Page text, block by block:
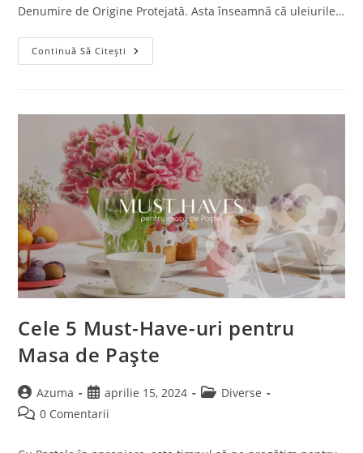
Denumire de Origine Protejată. Asta înseamnă că uleiurile…
Continuă Să Citești Certificările
De
Diferențiem?
Cele 5 Must-Have-uri pentru
Masa de Paște
Post
author:
Azuma
Post
published:
aprilie 15, 2024
PostDiverse
Post0 Comentarii